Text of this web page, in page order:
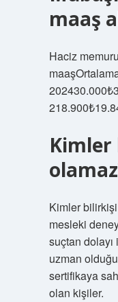
maaş
Haciz
Kimler bilirkişi
mesleki
suçtan dolayı
uzman
sertifikaya
olan kişiler.